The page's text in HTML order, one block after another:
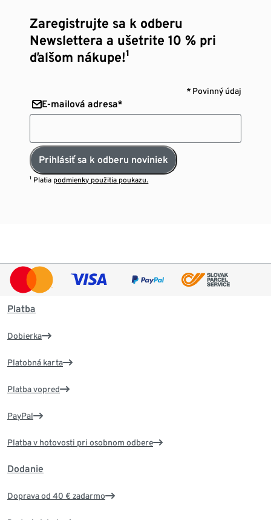
Zaregistrujte sa k odberu
Newslettera a ušetrite 10 % pri
ďalšom nákupe!¹
* Povinný údaj
E-mailová adresa*
Prihlásiť sa k odberu noviniek
¹ Platia podmienky použitia poukazu.
Platba
Dobierka
Platobná karta
Platba vopred
PayPal
Platba v hotovosti pri osobnom odbere
Dodanie
Doprava od 40 € zadarmo